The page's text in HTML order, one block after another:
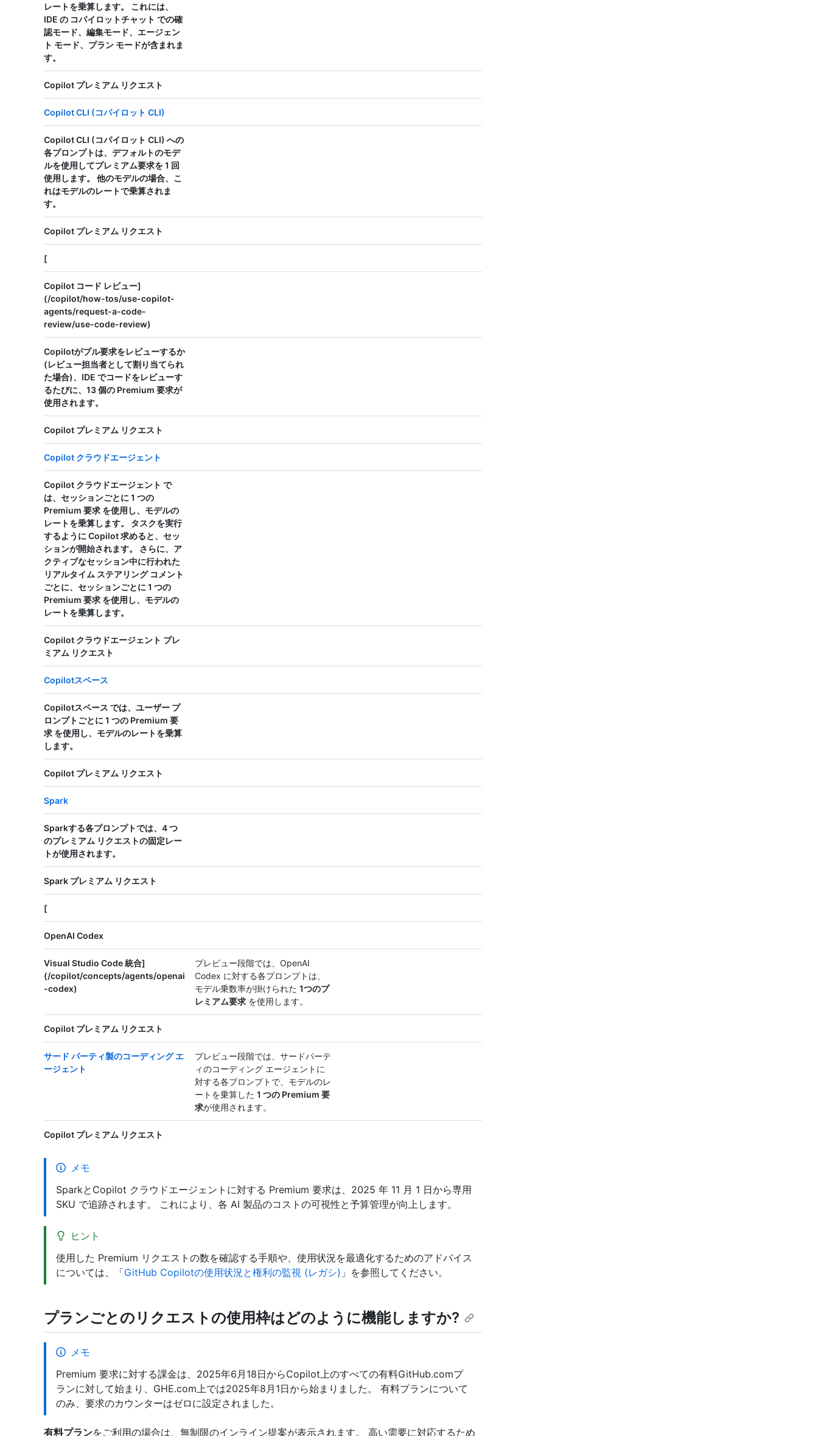
レートを乗算します。 これには、
IDE の コパイロットチャット での確
認モード、編集モード、エージェン
ト モード、プラン モードが含まれま
す。
Copilot プレミアム リクエスト
Copilot CLI (コパイロット CLI)
Copilot CLI (コパイロット CLI) への
各プロンプトは、デフォルトのモデ
ルを使用してプレミアム要求を 1 回
使用します。 他のモデルの場合、こ
れはモデルのレートで乗算されま
す。
Copilot プレミアム リクエスト
[
Copilot コード レビュー]
(/copilot/how-tos/use-copilot-
agents/request-a-code-
review/use-code-review)
Copilotがプル要求をレビューするか
(レビュー担当者として割り当てられ
た場合)、IDE でコードをレビューす
るたびに、 13 個の Premium 要求が
使用されます。
Copilot プレミアム リクエスト
Copilot クラウドエージェント
Copilot クラウドエージェント で
は、セッションごとに 1 つの
Premium 要求 を使用し、モデルの
レートを乗算します。 タスクを実行
するように Copilot 求めると、セッ
ションが開始されます。 さらに、ア
クティブなセッション中に行われた
リアルタイム ステアリング コメント
ごとに、セッションごとに 1 つの
Premium 要求 を使用し、モデルの
レートを乗算します。
Copilot クラウドエージェント プレ
ミアム リクエスト
Copilotスペース
Copilotスペース では、ユーザー プ
ロンプトごとに 1 つの Premium 要
求 を使用し、モデルのレートを乗算
します。
Copilot プレミアム リクエスト
Spark
Sparkする各プロンプトでは、 4 つ
のプレミアム リクエストの固定レー
トが使用されます。
Spark プレミアム リクエスト
[
OpenAI Codex
Visual Studio Code 統合]
(/copilot/concepts/agents/openai
-codex)
プレビュー段階では、OpenAI
Codex に対する各プロンプトは、
モデル乗数率が掛けられた 1つのプ
レミアム要求 を使用します。
Copilot プレミアム リクエスト
サード パーティ製のコーディング エ
ージェント
プレビュー段階では、サードパーテ
ィのコーディング エージェントに
対する各プロンプトで、モデルのレ
ートを乗算した 1 つの Premium 要
求が使用されます。
Copilot プレミアム リクエスト
メモ
SparkとCopilot クラウドエージェントに対する Premium 要求は、2025 年 11 月 1 日から専用
SKU で追跡されます。 これにより、各 AI 製品のコストの可視性と予算管理が向上します。
ヒント
使用した Premium リクエストの数を確認する手順や、使用状況を最適化するためのアドバイス
については、「GitHub Copilotの使用状況と権利の監視 (レガシ) 」を参照してください。
プランごとのリクエストの使用枠はどのように機能しますか?
メモ
Premium 要求に対する課金は、2025年6月18日からCopilot上のすべての有料GitHub.comプ
ランに対して始まり、GHE.com上では2025年8月1日から始まりました。 有料プランについて
のみ、要求のカウンターはゼロに設定されました。
有料プランをご利用の場合は、無制限のインライン提案が表示されます。 高い需要に対応するため